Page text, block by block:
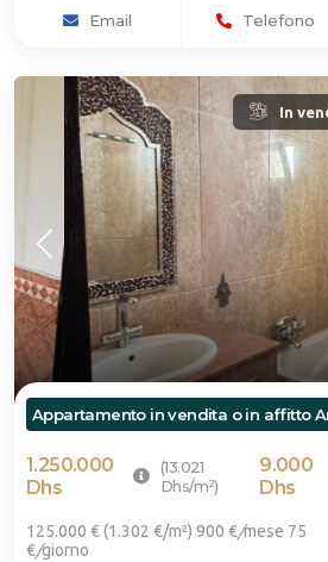
Email Telefono
In
Appartamento in vendita o in affitto
1.250.000
Dhs
(13.021
Dhs/m²)
9.000
Dhs
125.000 € (1.302 €/m²) 900 €/mese 75
€/giorno